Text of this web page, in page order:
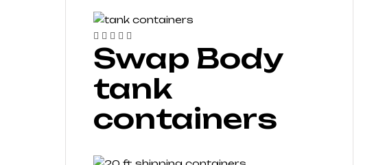
Swap Body
tank
containers